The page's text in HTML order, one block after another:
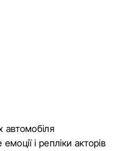
автомобіля
і репліки акторів